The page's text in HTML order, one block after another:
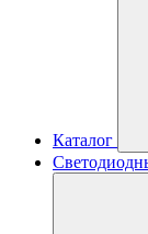
Каталог